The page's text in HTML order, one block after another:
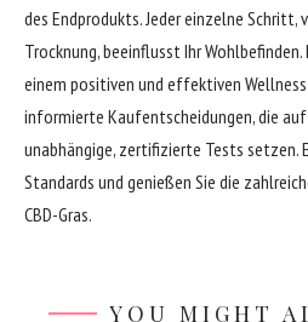
des Endprodukts. Jeder einzelne Schritt,
Trocknung, beeinflusst Ihr
einem positiven und effektiven
informierte Kaufentscheidungen, die
unabhängige, zertifizierte Tests setzen.
Standards und genießen Sie die
CBD-Gras.
YOU MIGHT